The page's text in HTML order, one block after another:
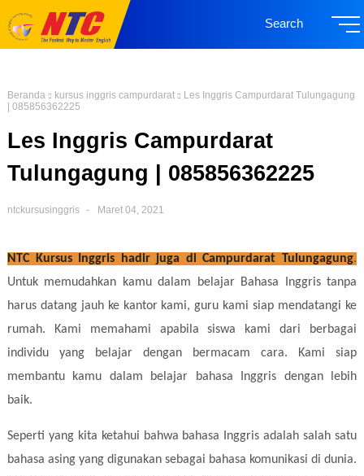
Search
Beranda kursus inggris campurdarat
Les Inggris Campurdarat Tulungagung
| 085856362225
Les Inggris Campurdarat
Tulungagung | 085856362225
ntckursusinggris Maret 04, 2021
NTC Kursus Inggris hadir juga di Campurdarat Tulungagung.
Untuk memudahkan kamu dalam belajar Bahasa Inggris tanpa
harus datang jauh ke kantor kami, guru kami siap mendatangi ke
rumah. Kami memahami apabila siswa kami dari berbagai
individu yang belajar dengan bermacam cara. Kami siap
membantu kamu dalam belajar bahasa Inggris dengan lebih
baik.
Seperti yang kita ketahui bahwa bahasa Inggris adalah salah satu
bahasa asing yang digunakan sebagai bahasa komunikasi di dunia.